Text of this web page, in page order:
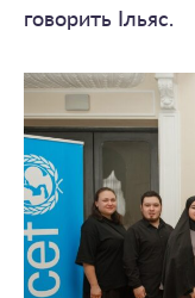
говорить Ільяс.